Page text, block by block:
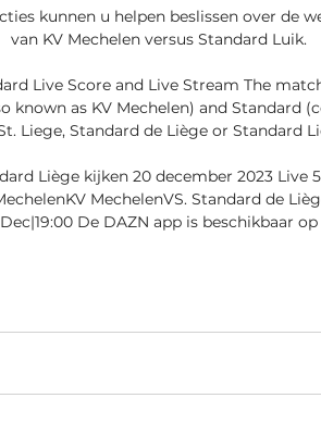
kunnen u helpen beslissen over de
van KV Mechelen versus Standard Luik.
Live Score and Live Stream The
known as KV Mechelen) and Standard
Liege, Standard de Liège or Standard
Liège kijken 20 december 2023 Live
MechelenVS. Standard de
De DAZN app is beschikbaar op